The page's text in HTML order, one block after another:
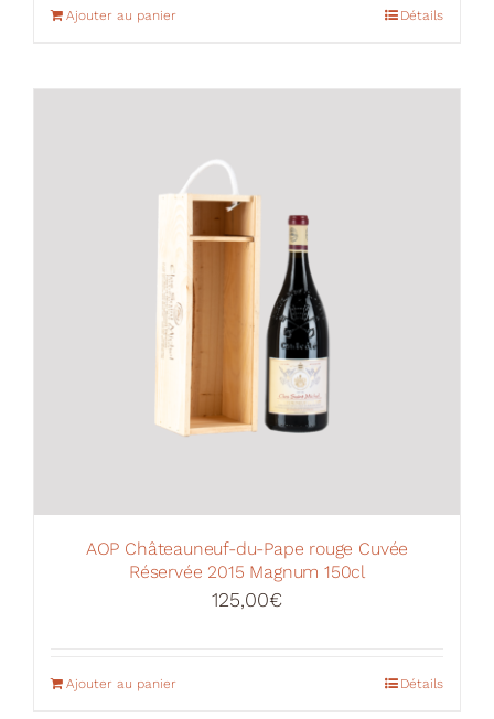
Ajouter au panier Détails
AOP Châteauneuf-du-Pape rouge Cuvée
Réservée 2015 Magnum 150cl
125,00€
Ajouter au panier Détails